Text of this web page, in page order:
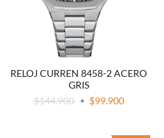
RELOJ CURREN 8458-2 ACERO
GRIS
$144.900
$99.900